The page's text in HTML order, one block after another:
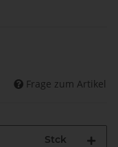
Frage zum Artikel
Stck